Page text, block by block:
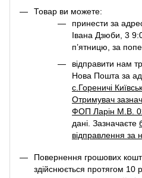
Товар ви можете:
принести за
Івана Дзюби, 3
п’ятницю, за
відправити нам
Нова Пошта за
с.Гореничі
Отримувач
ФОП Ларін М.В.
дані. Зазначаєте
відправлення за
Повернення грошових
здійснюється протягом 10